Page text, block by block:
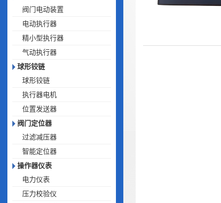
阀门电动装置
电动执行器
精小型执行器
气动执行器
球形铰链
球形铰链
执行器电机
位置发送器
阀门定位器
过滤减压器
智能定位器
操作器仪表
电力仪表
压力校验仪